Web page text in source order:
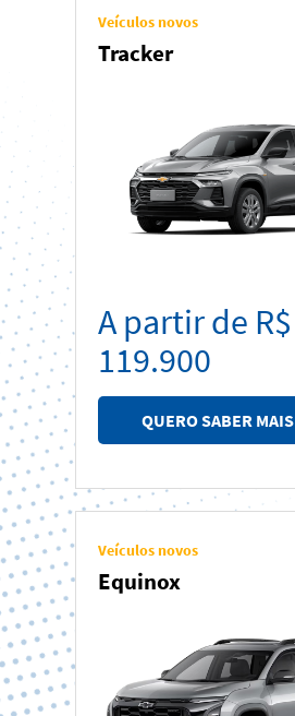
Veículos novos
Tracker
A partir de R$
119.900
QUERO SABER MAIS
Veículos novos
Equinox